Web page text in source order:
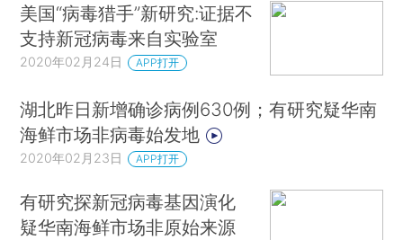
美国“病毒猎手”新研究:证据不
支持新冠病毒来自实验室
2020年02月24日 APP打开
湖北昨日新增确诊病例630例；有研究疑华南
海鲜市场非病毒始发地
2020年02月23日 APP打开
有研究探新冠病毒基因演化
疑华南海鲜市场非原始来源